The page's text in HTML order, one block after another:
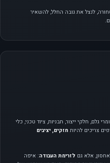
לנצל את גובה החלל, להשאיר
גלם, חלקי ייצור, תבניות, ציוד טכני, כלי
צריכים להיות חזקים, יציבים
אלא גם לזרימת העבודה: איפה